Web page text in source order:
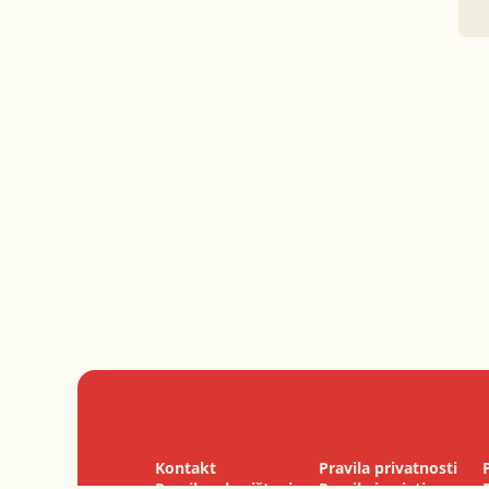
Kontakt Pravila privatnosti